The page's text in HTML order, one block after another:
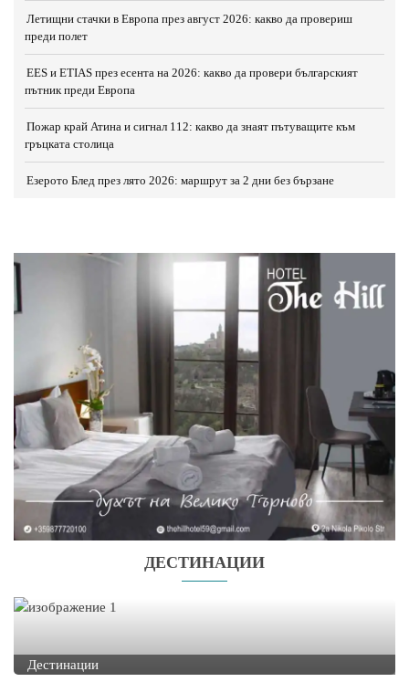
Летищни стачки в Европа през август 2026: какво да провериш
преди полет
EES и ETIAS през есента на 2026: какво да провери българският
пътник преди Европа
Пожар край Атина и сигнал 112: какво да знаят пътуващите към
гръцката столица
Езерото Блед през лято 2026: маршрут за 2 дни без бързане
ДЕСТИНАЦИИ
Дестинации